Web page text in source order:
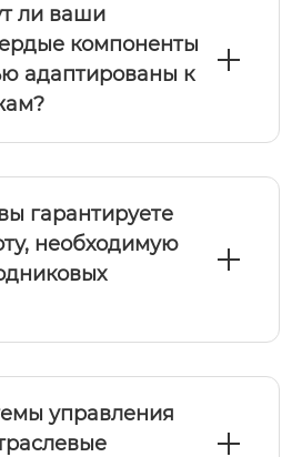
ли ваши
компоненты
адаптированы к
гарантируете
необходимую
управления